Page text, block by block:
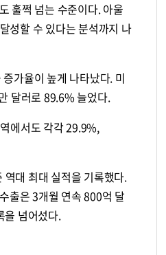
훌쩍 넘는 수준이다. 아울
성할 수 있다는 분석까지 나
가율이 높게 나타났다. 미
달러로 89.6% 늘었다.
에서도 각각 29.9%,
대 최대 실적을 기록했다.
출은 3개월 연속 800억 달
을 넘어섰다.